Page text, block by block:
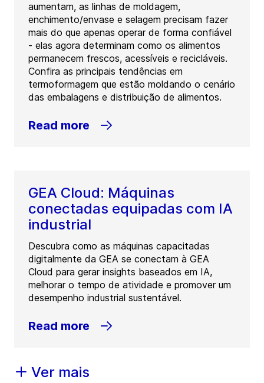
aumentam, as linhas de moldagem,
enchimento/envase e selagem precisam fazer
mais do que apenas operar de forma confiável
- elas agora determinam como os alimentos
permanecem frescos, acessíveis e recicláveis.
Confira as principais tendências em
termoformagem que estão moldando o cenário
das embalagens e distribuição de alimentos.
Read more
GEA Cloud: Máquinas
conectadas equipadas com IA
industrial
Descubra como as máquinas capacitadas
digitalmente da GEA se conectam à GEA
Cloud para gerar insights baseados em IA,
melhorar o tempo de atividade e promover um
desempenho industrial sustentável.
Read more
Ver mais